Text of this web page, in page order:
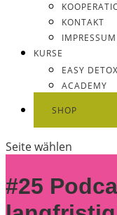
KONTAKT
IMPRESSUM
KURSE
EASY DETOX
ACADEMY
SHOP
Seite wählen
#25